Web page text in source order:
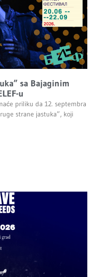
sa Bajaginim
u
priliku da 12. septembra
strane jastuka”, koji